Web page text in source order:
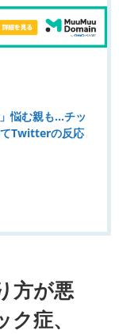
悩む親も…チッ
てTwitterの反応
方が悪
症、